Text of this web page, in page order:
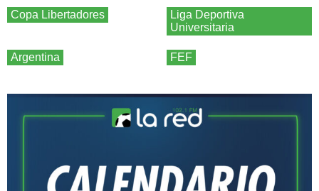
Copa Libertadores
Liga Deportiva
Universitaria
Argentina FEF